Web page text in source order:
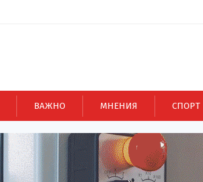
ВАЖНО МНЕНИЯ СПОРТ